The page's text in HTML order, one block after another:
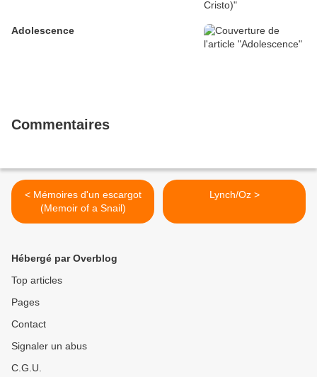
Adolescence
Commentaires
< Mémoires d'un escargot
(Memoir of a Snail)
Lynch/Oz >
Hébergé par Overblog
Top articles
Pages
Contact
Signaler un abus
C.G.U.